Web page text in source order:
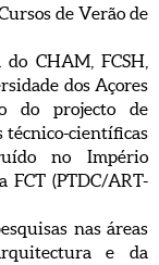
de Verão de
CHAM, FCSH,
dos Açores
do projecto de
técnico-científicas
no Império
FCT (PTDC/ART-
nas áreas
e da